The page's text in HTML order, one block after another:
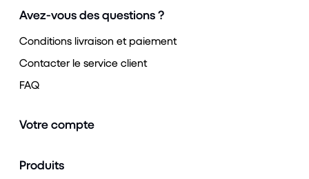
Avez-vous des questions ?
Conditions livraison et paiement
Contacter le service client
FAQ
Votre compte
Produits